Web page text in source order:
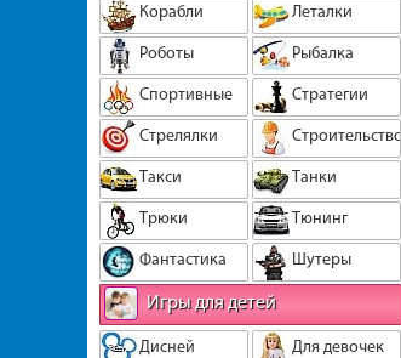
Корабли
Леталки
Роботы
Рыбалка
Спортивные
Стратегии
Стрелялки
Строительство
Такси
Танки
Трюки
Тюнинг
Фантастика
Шутеры
Игры для детей
Дисней
Для девочек